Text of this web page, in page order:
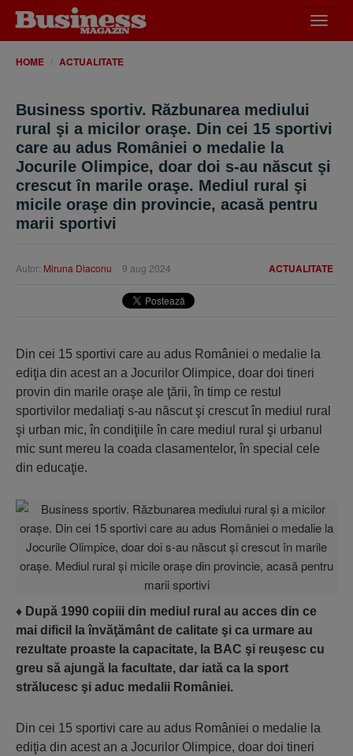
meniu
HOME ACTUALITATE
Business sportiv. Răzbunarea mediului
rural şi a micilor oraşe. Din cei 15 sportivi
care au adus României o medalie la
Jocurile Olimpice, doar doi s-au născut şi
crescut în marile oraşe. Mediul rural şi
micile oraşe din provincie, acasă pentru
marii sportivi
ACTUALITATE
Autor: Miruna Diaconu 9 aug 2024
Din cei 15 sportivi care au adus României o medalie la
ediţia din acest an a Jocurilor Olimpice, doar doi tineri
provin din marile oraşe ale ţării, în timp ce restul
sportivilor medaliaţi s-au născut şi crescut în mediul rural
şi urban mic, în condiţiile în care mediul rural şi urbanul
mic sunt mereu la coada clasamentelor, în special cele
din educaţie.
♦ După 1990 copiii din mediul rural au acces din ce
mai dificil la învăţământ de calitate şi ca urmare au
rezultate proaste la capacitate, la BAC şi reuşesc cu
greu să ajungă la facultate, dar iată ca la sport
strălucesc şi aduc medalii României.
Din cei 15 sportivi care au adus României o medalie la
ediţia din acest an a Jocurilor Olimpice, doar doi tineri